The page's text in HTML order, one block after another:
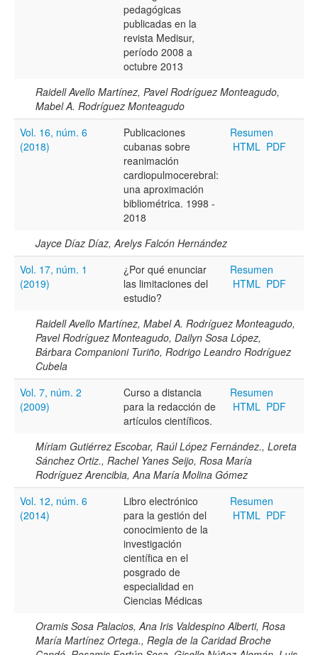
pedagógicas
publicadas en la
revista Medisur,
período 2008 a
octubre 2013
Raidell Avello Martínez, Pavel Rodríguez Monteagudo,
Mabel A. Rodríguez Monteagudo
Vol. 16, núm. 6
(2018)
Publicaciones
cubanas sobre
reanimación
cardiopulmocerebral:
una aproximación
bibliométrica. 1998 -
2018
Resumen
HTML PDF
Jayce Díaz Díaz, Arelys Falcón Hernández
Vol. 17, núm. 1
(2019)
¿Por qué enunciar
las limitaciones del
estudio?
Resumen
HTML PDF
Raidell Avello Martínez, Mabel A. Rodríguez Monteagudo,
Pavel Rodríguez Monteagudo, Dailyn Sosa López,
Bárbara Companioni Turiño, Rodrigo Leandro Rodríguez
Cubela
Vol. 7, núm. 2
(2009)
Curso a distancia
para la redacción de
artículos científicos.
Resumen
HTML PDF
Míriam Gutiérrez Escobar, Raúl López Fernández., Loreta
Sánchez Ortiz., Rachel Yanes Seijo, Rosa María
Rodríguez Arencibia, Ana María Molina Gómez
Vol. 12, núm. 6
(2014)
Libro electrónico
para la gestión del
conocimiento de la
investigación
científica en el
posgrado de
especialidad en
Ciencias Médicas
Resumen
HTML PDF
Oramis Sosa Palacios, Ana Iris Valdespino Alberti, Rosa
María Martínez Ortega., Regla de la Caridad Broche